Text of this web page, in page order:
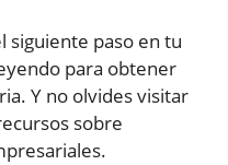
siguiente paso en tu
para obtener
Y no olvides visitar
sobre